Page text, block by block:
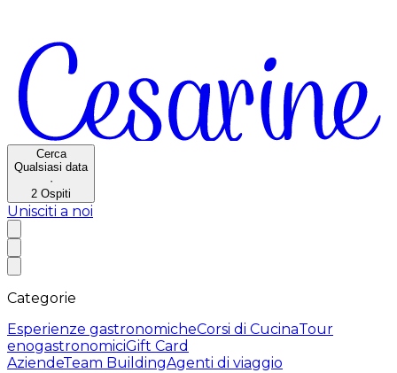
Cerca
Qualsiasi data
·
2 Ospiti
Unisciti a noi
Categorie
Esperienze gastronomicheCorsi di CucinaTour
enogastronomiciGift Card
AziendeTeam BuildingAgenti di viaggio